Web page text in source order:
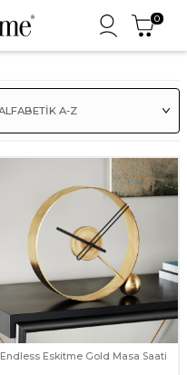
0
Endless Eskitme Gold Masa Saati